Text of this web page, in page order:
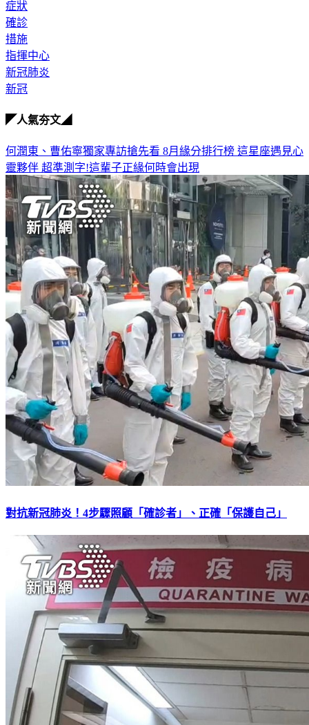
症狀
確診
措施
指揮中心
新冠肺炎
新冠
◤人氣夯文◢
何潤東、曹佑寧獨家專訪搶先看 8月緣分排行榜 這星座遇見心
靈夥伴 超準測字!這輩子正緣何時會出現
對抗新冠肺炎！4步驟照顧「確診者」、正確「保護自己」